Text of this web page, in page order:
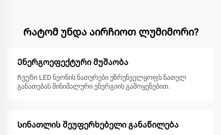
Რატომ უნდა აირჩიოთ ლუმიმორი?
Ენერგოეფექტური მუშაობა
Ჩვენი LED ნეონის ნათურები უზრუნველყოფს ნათელ
განათებას მინიმალური ენერგიის გამოყენებით.
Სინათლის შეუფერხებელი განაწილება